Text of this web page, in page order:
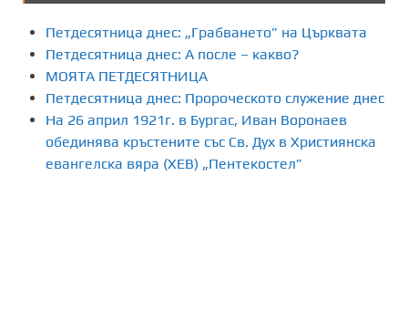
Петдесятница днес: „Грабването” на Църквата
Петдесятница днес: А после – какво?
МОЯТА ПЕТДЕСЯТНИЦА
Петдесятница днес: Пророческото служение днес
На 26 април 1921г. в Бургас, Иван Воронаев
обединява кръстените със Св. Дух в Християнска
евангелска вяра (ХЕВ) „Пентекостел”